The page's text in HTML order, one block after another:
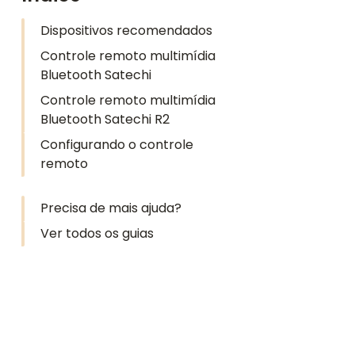
Dispositivos recomendados
Controle remoto multimídia
Bluetooth Satechi
Controle remoto multimídia
Bluetooth Satechi R2
Configurando o controle
remoto
Precisa de mais ajuda?
Ver todos os guias